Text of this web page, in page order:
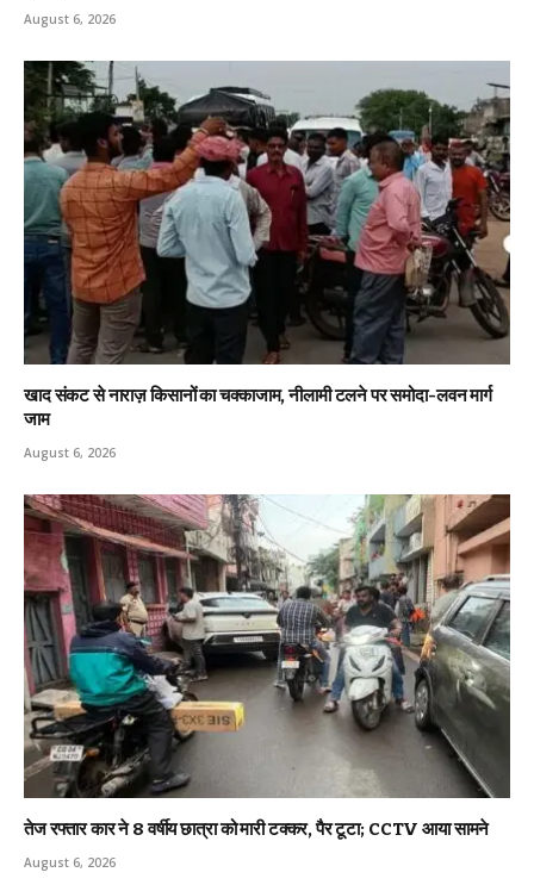
August 6, 2026
खाद संकट से नाराज़ किसानों का चक्काजाम, नीलामी टलने पर समोदा-लवन मार्ग
जाम
August 6, 2026
तेज रफ्तार कार ने 8 वर्षीय छात्रा को मारी टक्कर, पैर टूटा; CCTV आया सामने
August 6, 2026